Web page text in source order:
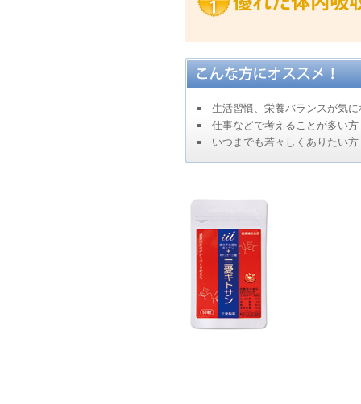
生活習慣、栄養バランスが気
仕事などで考えることが多い方
いつまでも若々しくありたい方